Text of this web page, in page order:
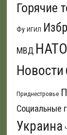
Горячие
Фу ИГИЛ
МВД НАТО
Новости
Приднестровье
Социальные
Украина